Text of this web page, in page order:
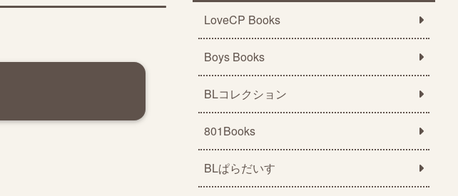
LoveCP Books
Boys Books
BLコレクション
801Books
BLぱらだいす